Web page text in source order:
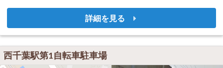
詳細を見る
西千葉駅第1自転車駐車場